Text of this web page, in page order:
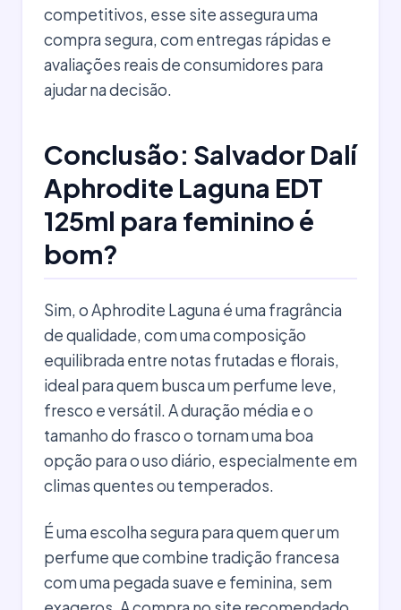
competitivos, esse site assegura uma
compra segura, com entregas rápidas e
avaliações reais de consumidores para
ajudar na decisão.
Conclusão: Salvador Dalí
Aphrodite Laguna EDT
125ml para feminino é
bom?
Sim, o Aphrodite Laguna é uma fragrância
de qualidade, com uma composição
equilibrada entre notas frutadas e florais,
ideal para quem busca um perfume leve,
fresco e versátil. A duração média e o
tamanho do frasco o tornam uma boa
opção para o uso diário, especialmente em
climas quentes ou temperados.
É uma escolha segura para quem quer um
perfume que combine tradição francesa
com uma pegada suave e feminina, sem